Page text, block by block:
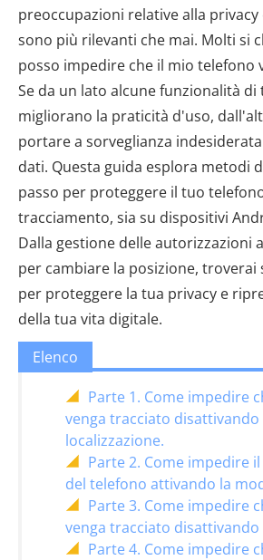
preoccupazioni relative alla privacy
sono più rilevanti che mai. Molti si
posso impedire che il mio telefono
Se da un lato alcune funzionalità
migliorano la praticità d'uso,
portare a sorveglianza
dati. Questa guida esplora metodi
passo per proteggere il tuo
tracciamento, sia su dispositivi
Dalla gestione delle autorizzazioni
per cambiare la posizione,
per proteggere la tua privacy e
della tua vita digitale.
Elenco
Parte 1. Come impedire
venga tracciato disattivando
localizzazione.
Parte 2. Come impedire
del telefono attivando la
Parte 3. Come impedire
venga tracciato
Parte 4. Come impedire